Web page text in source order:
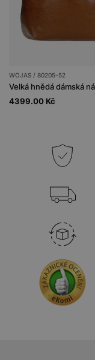
WOJAS / 80205-52
4399.00 Kč